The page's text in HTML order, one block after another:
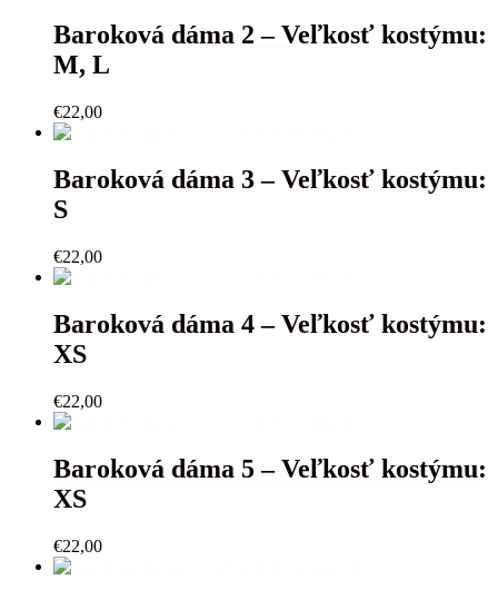
Baroková dáma 2 – Veľkosť kostýmu:
M, L
€22,00
Baroková dáma 3 – Veľkosť kostýmu:
S
€22,00
Baroková dáma 4 – Veľkosť kostýmu:
XS
€22,00
Baroková dáma 5 – Veľkosť kostýmu:
XS
€22,00